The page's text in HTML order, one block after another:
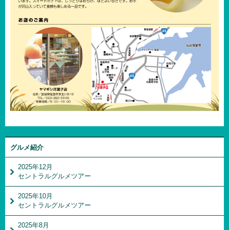
グルメ紹介
2025年12月
セントラルグルメツアー
2025年10月
セントラルグルメツアー
2025年8月